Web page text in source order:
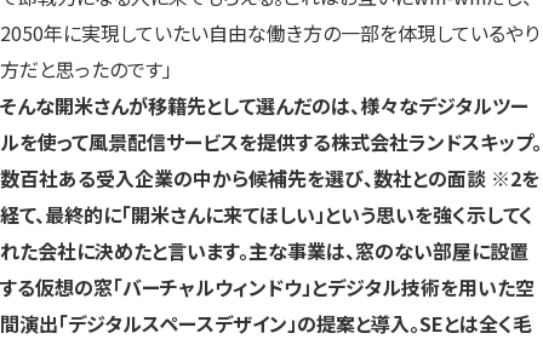
2050年に実現していたい自由な働き方の一部を体現しているやり
方だと思ったのです」
そんな開米さんが移籍先として選んだのは、様々なデジタルツー
ルを使って風景配信サービスを提供する株式会社ランドスキップ。
数百社ある受入企業の中から候補先を選び、数社との面談 ※2を
経て、最終的に「開米さんに来てほしい」という思いを強く示してく
れた会社に決めたと言います。主な事業は、窓のない部屋に設置
する仮想の窓「バーチャルウィンドウ」とデジタル技術を用いた空
間演出「デジタルスペースデザイン」の提案と導入。SEとは全く毛